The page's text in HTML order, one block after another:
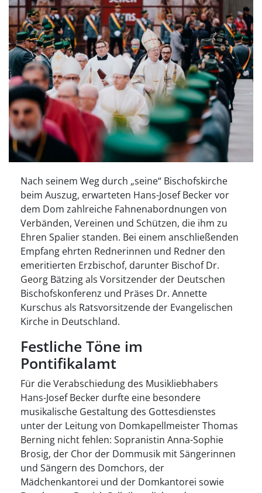
Nach seinem Weg durch „seine“ Bischofskirche
beim Auszug, erwarteten Hans-Josef Becker vor
dem Dom zahlreiche Fahnenabordnungen von
Verbänden, Vereinen und Schützen, die ihm zu
Ehren Spalier standen. Bei einem anschließenden
Empfang ehrten Rednerinnen und Redner den
emeritierten Erzbischof, darunter Bischof Dr.
Georg Bätzing als Vorsitzender der Deutschen
Bischofskonferenz und Präses Dr. Annette
Kurschus als Ratsvorsitzende der Evangelischen
Kirche in Deutschland.
Festliche Töne im
Pontifikalamt
Für die Verabschiedung des Musikliebhabers
Hans-Josef Becker durfte eine besondere
musikalische Gestaltung des Gottesdienstes
unter der Leitung von Domkapellmeister Thomas
Berning nicht fehlen: Sopranistin Anna-Sophie
Brosig, der Chor der Dommusik mit Sängerinnen
und Sängern des Domchors, der
Mädchenkantorei und der Domkantorei sowie